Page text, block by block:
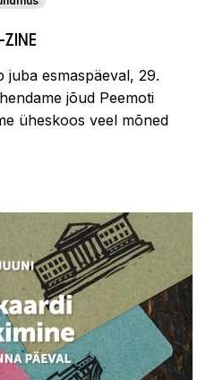
esmaspäeval, 29.
jõud Peemoti
üheskoos veel mõned